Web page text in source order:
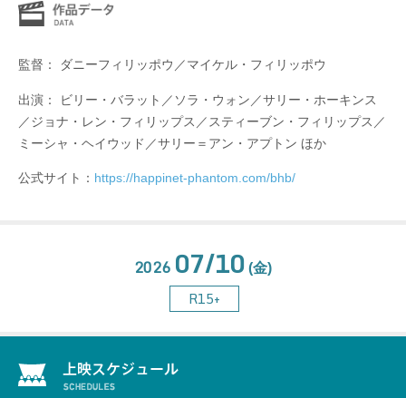
監督： ダニーフィリッポウ／マイケル・フィリッポウ
出演： ビリー・バラット／ソラ・ウォン／サリー・ホーキンス
／ジョナ・レン・フィリップス／スティーブン・フィリップス／
ミーシャ・ヘイウッド／サリー＝アン・アプトン ほか
公式サイト： https://happinet-phantom.com/bhb/
2026 07/10 (金)
R15+